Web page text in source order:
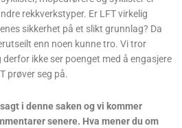
rekkverkstyper. Er LFT virkelig
sikkerhet på et slikt grunnlag? Da
enn noen kunne tro. Vi tror
ikke ser poenget med å engasjere
prøver seg på.
i denne saken og vi kommer
senere. Hva mener du om